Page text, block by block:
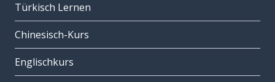
Türkisch Lernen
Chinesisch-Kurs
Englischkurs